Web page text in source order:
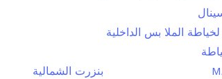
الملا بس الداخلية
بنزرت الشمالية